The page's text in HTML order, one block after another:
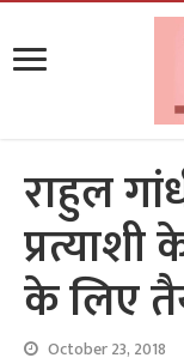
राहुल
के लिए
October 23, 2018